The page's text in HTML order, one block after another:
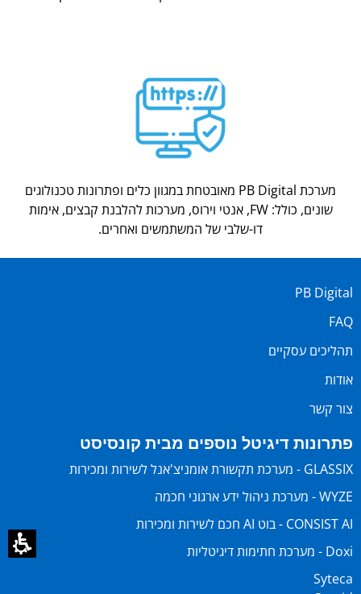
מערכת PB Digital מאובטחת במגוון כלים ופתרונות טכנולוגים
שונים, כולל: FW, אנטי וירוס, מערכות להלבנת קבצים, אימות
דו-שלבי של המשתמשים ואחרים.
PB Digital
FAQ
תהליכים עסקיים
אודות
צור קשר
פתרונות דיגיטל נוספים מבית קונסיסט
GLASSIX - מערכת תקשורת אומניצ'אנל לשירות ומכירות
WYZE - מערכת ניהול ידע ארגוני חכמה
CONSIST AI - בוט AI חכם לשירות ומכירות
Doxi - מערכת חתימות דיגיטליות
Syteca